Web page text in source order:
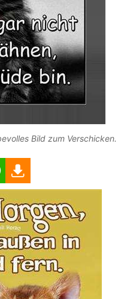
Bild zum Verschicken.